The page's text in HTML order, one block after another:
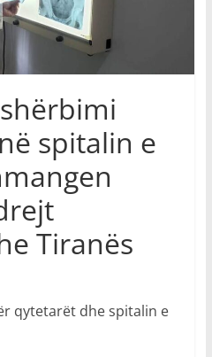
spitalin e
Tiranës
qytetarët dhe spitalin e